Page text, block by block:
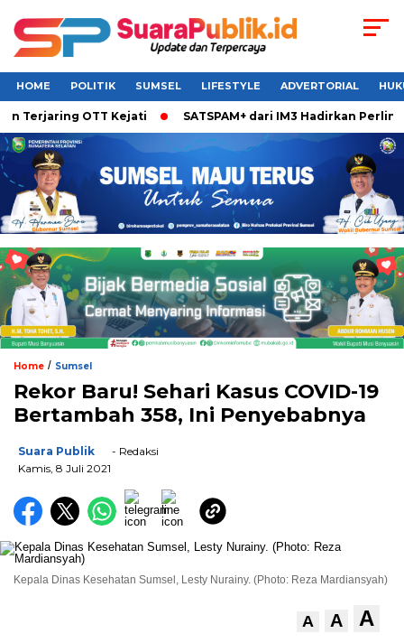
HOME POLITIK SUMSEL LIFESTYLE ADVERTORIAL
Terjaring OTT Kejati SATSPAM+ dari IM3 Hadirkan
Home / Sumsel
Rekor Baru! Sehari Kasus COVID-19
Bertambah 358, Ini Penyebabnya
Suara Publik
- Redaksi
Kamis, 8 Juli 2021
Kepala Dinas Kesehatan Sumsel, Lesty Nurainy. (Photo: Reza Mardiansyah)
A A A